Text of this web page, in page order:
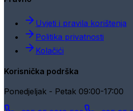
Uvjeti i pravila korištenja
Politika privatnosti
Kolačići
Korisnička podrška
Ponedjeljak - Petak 09:00-17:00